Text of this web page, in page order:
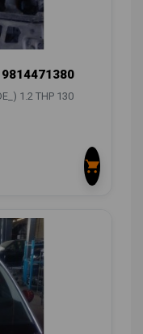
9814471380
1.2 THP 130